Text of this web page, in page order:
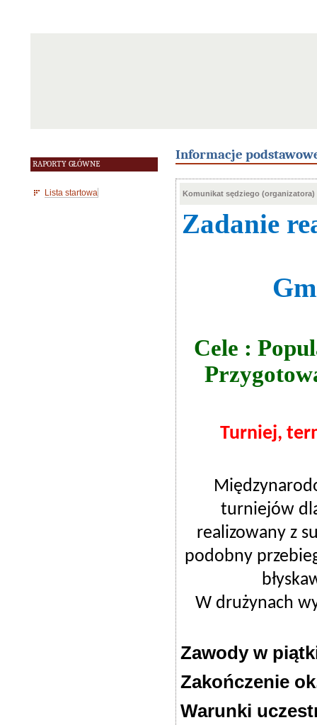
RAPORTY GŁÓWNE
Lista startowa
Informacje
Komunikat sędziego (organizatora)
Zadanie
Cele :
Turniej,
turniejów
realizowany z
podobny
W drużynach
Zawody w
Zakończenie
Warunki